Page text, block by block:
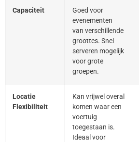
Capaciteit
Goed voor
evenementen
van verschillende
groottes. Snel
serveren mogelijk
voor grote
groepen.
Locatie
Flexibiliteit
Kan vrijwel overal
komen waar een
voertuig
toegestaan is.
Ideaal voor